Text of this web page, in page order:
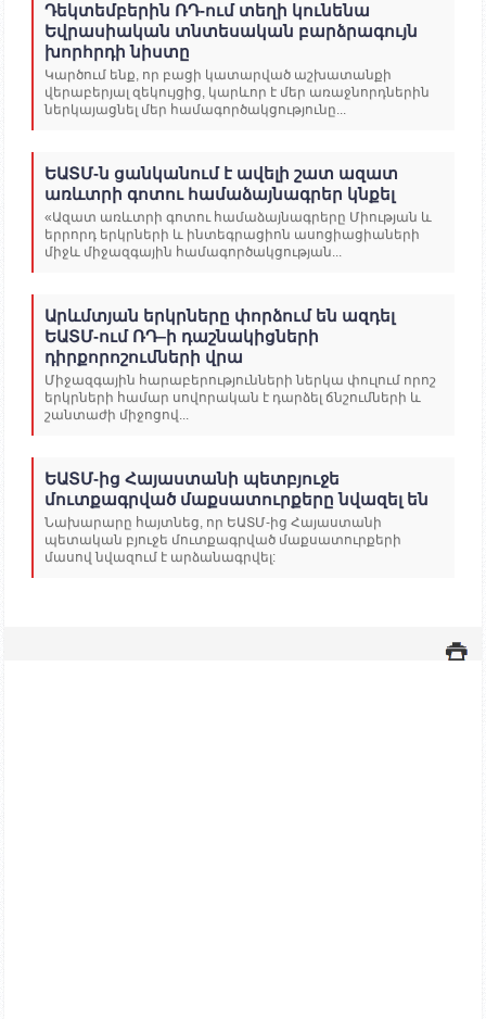
Դեկտեմբերին ՌԴ-ում տեղի կունենա
Եվրասիական տնտեսական բարձրագույն
խորհրդի նիստը
Կարծում ենք, որ բացի կատարված աշխատանքի
վերաբերյալ զեկույցից, կարևոր է մեր առաջնորդներին
ներկայացնել մեր համագործակցությունը...
ԵԱՏՄ-ն ցանկանում է ավելի շատ ազատ
առևտրի գոտու համաձայնագրեր կնքել
«Ազատ առևտրի գոտու համաձայնագրերը Միության և
երրորդ երկրների և ինտեգրացիոն ասոցիացիաների
միջև միջազգային համագործակցության...
Արևմտյան երկրները փորձում են ազդել
ԵԱՏՄ-ում ՌԴ–ի դաշնակիցների
դիրքորոշումների վրա
Միջազգային հարաբերությունների ներկա փուլում որոշ
երկրների համար սովորական է դարձել ճնշումների և
շանտաժի միջոցով...
ԵԱՏՄ-ից Հայաստանի պետբյուջե
մուտքագրված մաքսատուրքերը նվազել են
Նախարարը հայտնեց, որ ԵԱՏՄ-ից Հայաստանի
պետական բյուջե մուտքագրված մաքսատուրքերի
մասով նվազում է արձանագրվել: